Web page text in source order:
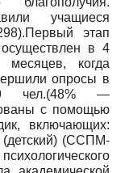
учащиеся
этап
в 4
когда
опросы в
чел.(48% —
с помощью
включающих:
(детский) (ССПМ-